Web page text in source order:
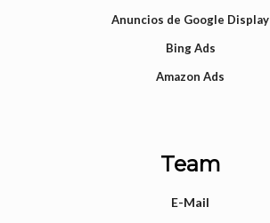
Anuncios de Google Display
Bing Ads
Amazon Ads
Team
E-Mail